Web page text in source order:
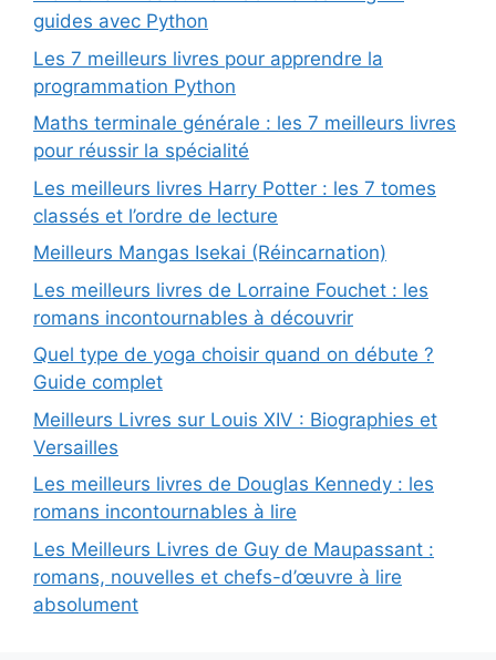
guides avec Python
Les 7 meilleurs livres pour apprendre la
programmation Python
Maths terminale générale : les 7 meilleurs livres
pour réussir la spécialité
Les meilleurs livres Harry Potter : les 7 tomes
classés et l’ordre de lecture
Meilleurs Mangas Isekai (Réincarnation)
Les meilleurs livres de Lorraine Fouchet : les
romans incontournables à découvrir
Quel type de yoga choisir quand on débute ?
Guide complet
Meilleurs Livres sur Louis XIV : Biographies et
Versailles
Les meilleurs livres de Douglas Kennedy : les
romans incontournables à lire
Les Meilleurs Livres de Guy de Maupassant :
romans, nouvelles et chefs-d’œuvre à lire
absolument